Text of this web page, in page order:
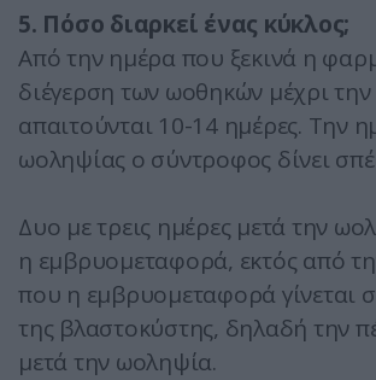
5. Πόσο διαρκεί ένας κύκλος;
Από την ημέρα που ξεκινά η
διέγερση των ωοθηκών μέχρι
απαιτούνται 10-14 ημέρες. Την
ωοληψίας ο σύντροφος δίνει
Δυο με τρεις ημέρες μετά την
η εμβρυομεταφορά, εκτός από
που η εμβρυομεταφορά γίνεται
της βλαστοκύστης, δηλαδή την
μετά την ωοληψία.